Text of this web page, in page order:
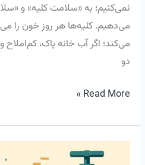
نمی‌کنیم؛ به «سلامت کلیه» و
می‌دهیم. کلیه‌ها هر روز خون را
می‌کند؛ اگر آب خانه پاک، کم‌املاح
دو
Read More »